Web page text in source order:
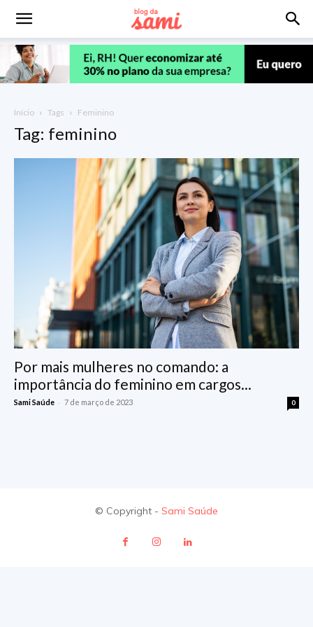
Início Tags Feminino
Tag: feminino
Por mais mulheres no comando: a
importância do feminino em cargos...
Sami Saúde - 7 de março de 2023 0
© Copyright - Sami Saúde